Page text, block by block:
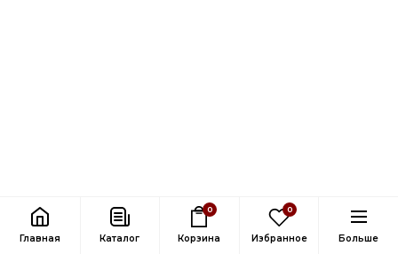
Главная Каталог
0
Корзина
0
Избранное Больше